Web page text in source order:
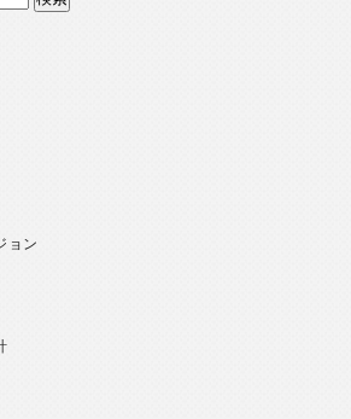
ョン